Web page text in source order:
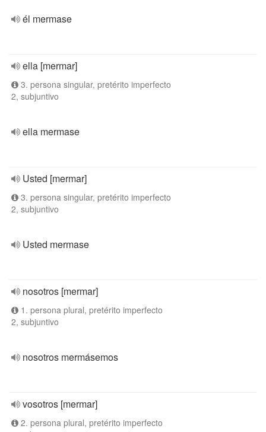
él mermase
ella [mermar]
3. persona singular, pretérito imperfecto
2, subjuntivo
ella mermase
Usted [mermar]
3. persona singular, pretérito imperfecto
2, subjuntivo
Usted mermase
nosotros [mermar]
1. persona plural, pretérito imperfecto
2, subjuntivo
nosotros mermásemos
vosotros [mermar]
2. persona plural, pretérito imperfecto